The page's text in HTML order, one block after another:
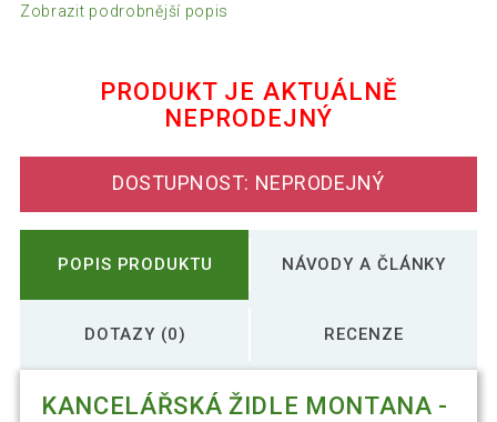
Zobrazit podrobnější popis
PRODUKT JE AKTUÁLNĚ
NEPRODEJNÝ
DOSTUPNOST: NEPRODEJNÝ
POPIS PRODUKTU NÁVODY A ČLÁNKY
DOTAZY (0) RECENZE
KANCELÁŘSKÁ ŽIDLE MONTANA -